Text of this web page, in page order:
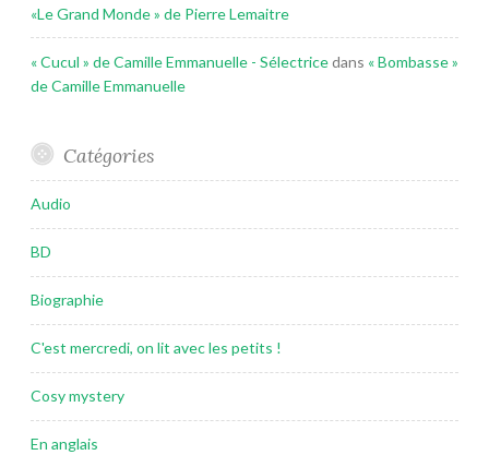
«Le Grand Monde » de Pierre Lemaitre
« Cucul » de Camille Emmanuelle - Sélectricedans « Bombasse »
de Camille Emmanuelle
Catégories
Audio
BD
Biographie
C'est mercredi, on lit avec les petits !
Cosy mystery
En anglais